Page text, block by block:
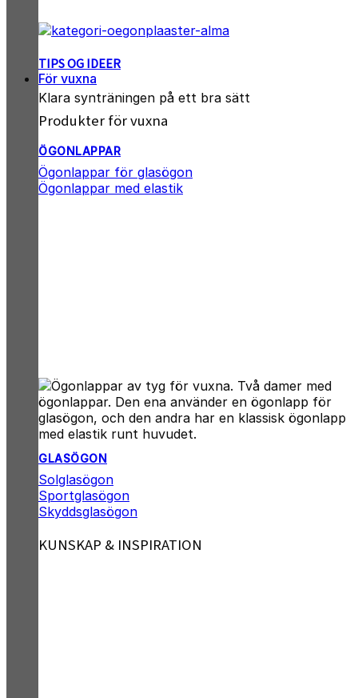
TIPS OG IDEER
Klara synträningen på ett bra sätt
För vuxna
Produkter för vuxna
ÖGONLAPPAR
Ögonlappar för glasögon
Ögonlappar med elastik
GLASÖGON
Solglasögon
Sportglasögon
Skyddsglasögon
KUNSKAP & INSPIRATION